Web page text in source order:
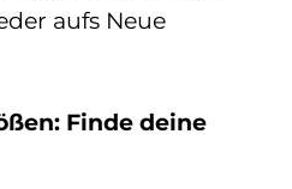
aufs Neue
Finde deine